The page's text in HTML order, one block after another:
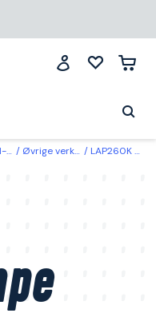
Øvrige verksteds- og kjøretøyutstyr LAP260K LAP Varsellampe med magnetfeste, roterende